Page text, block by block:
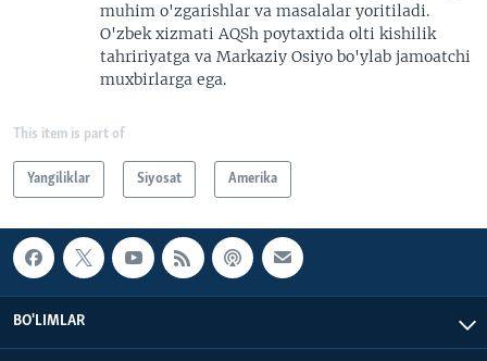
muhim o'zgarishlar va masalalar yoritiladi.
O'zbek xizmati AQSh poytaxtida olti kishilik
tahririyatga va Markaziy Osiyo bo'ylab jamoatchi
muxbirlarga ega.
This item is part of
Yangiliklar Siyosat Amerika
BO'LIMLAR